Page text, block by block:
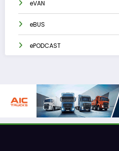
eVAN
eBUS
ePODCAST